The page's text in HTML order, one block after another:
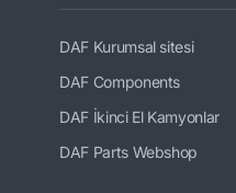
DAF Kurumsal sitesi
DAF Components
DAF İkinci El Kamyonlar
DAF Parts Webshop